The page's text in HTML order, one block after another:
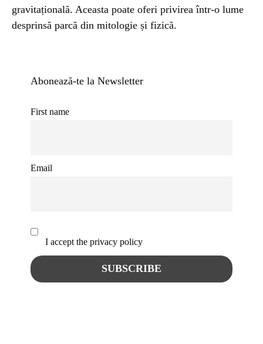
gravitațională. Aceasta poate oferi privirea într-o lume
desprinsă parcă din mitologie și fizică.
Abonează-te la Newsletter
First name
Email
I accept the privacy policy